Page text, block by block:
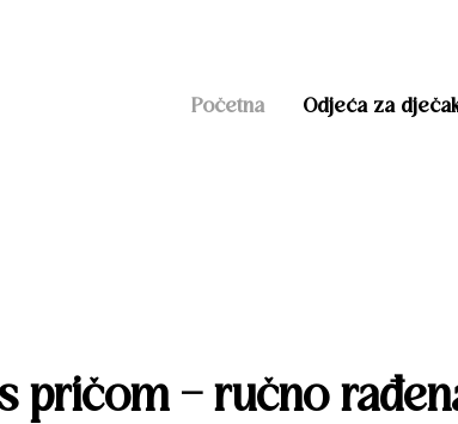
Početna Odjeća za
Jesenja
pričom – ručno